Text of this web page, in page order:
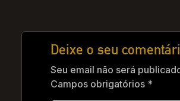
Deixe o seu
Seu email não será
Campos obrigatórios *